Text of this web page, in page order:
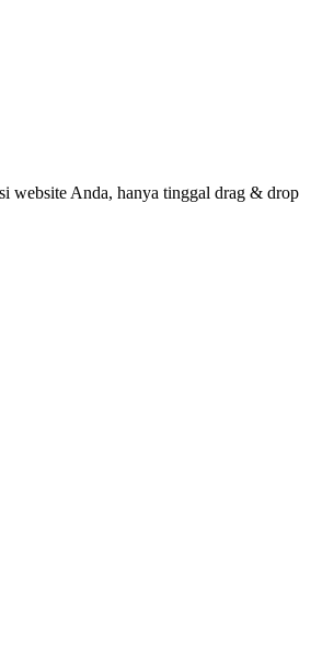
website Anda, hanya tinggal drag & drop